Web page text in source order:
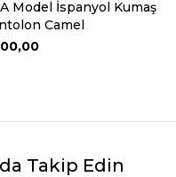
Model İspanyol Kumaş
Camel
Takip Edin